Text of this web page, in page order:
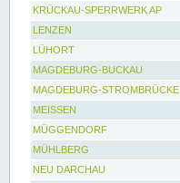
KRÜCKAU-SPERRWERK AP
LENZEN
LÜHORT
MAGDEBURG-BUCKAU
MAGDEBURG-STROMBRÜCKE
MEISSEN
MÜGGENDORF
MÜHLBERG
NEU DARCHAU